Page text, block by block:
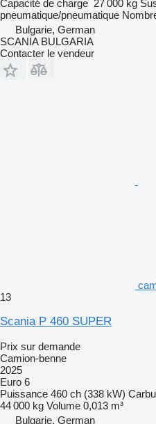
Capacité de charge 27 000 kg
pneumatique/pneumatique
Bulgarie, German
SCANIA BULGARIA
Contacter le vendeur
13
Scania P 460 SUPER
Prix sur demande
Camion-benne
2025
Euro 6
Puissance 460 ch (338 kW)
44 000 kg Volume 0,013 m³
Bulgarie, German